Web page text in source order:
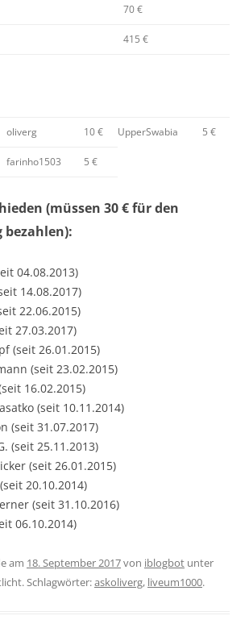
70 €
415 €
oliverg 10 € UpperSwabia 5 €
farinho1503 5 €
(müssen 30 € für den
bezahlen):
04.08.2013)
14.08.2017)
22.06.2015)
27.03.2017)
(seit 26.01.2015)
(seit 23.02.2015)
16.02.2015)
(seit 10.11.2014)
(seit 31.07.2017)
(seit 25.11.2013)
(seit 26.01.2015)
20.10.2014)
(seit 31.10.2016)
06.10.2014)
am 18. September 2017von iblogbot unter
Schlagwörter:askoliverg, liveum1000.